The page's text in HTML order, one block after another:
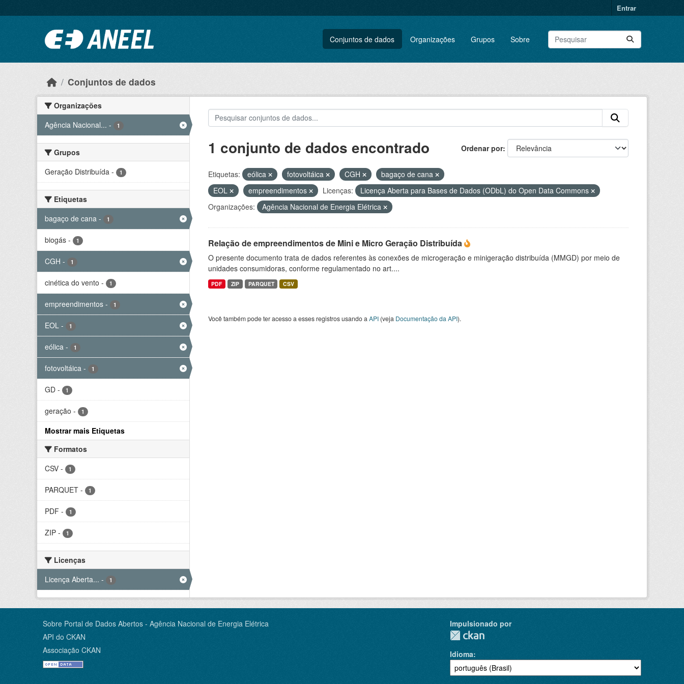
Entrar
Conjuntos de dados Organizações Grupos Sobre
Conjuntos de dados
Organizações
Agência Nacional... - 1
Grupos
Geração Distribuída - 1
Etiquetas
bagaço de cana - 1
biogás - 1
CGH - 1
cinética do vento - 1
empreendimentos - 1
EOL - 1
eólica - 1
fotovoltáica - 1
GD - 1
geração - 1
Mostrar mais Etiquetas
Formatos
CSV - 1
PARQUET - 1
PDF - 1
ZIP - 1
Licenças
Licença Aberta... - 1
Ordenar por
1 conjunto de dados encontrado
Etiquetas: eólica fotovoltáica CGH
bagaço de cana
EOL
empreendimentos Licenças:
Licença Aberta para Bases de Dados (ODbL) do Open Data Commons
Organizações:
Agência Nacional de Energia Elétrica
Relação de empreendimentos de Mini e Micro Geração Distribuída
O presente documento trata de dados referentes às conexões de microgeração e minigeração distribuída (MMGD) por meio de
unidades consumidoras, conforme regulamentado no art....
PDF ZIP PARQUET CSV
Você também pode ter acesso a esses registros usando a API(veja Documentação da API).
Sobre Portal de Dados Abertos - Agência Nacional de Energia Elétrica
API do CKAN
Associação CKAN
Impulsionado por
Idioma